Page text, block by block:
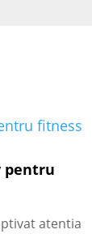
pentru
atentia